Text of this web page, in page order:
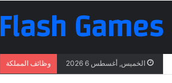
Flash Games
الخميس, أغسطس 6 2026 وظائف المملكة